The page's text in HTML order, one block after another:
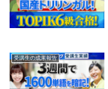
受講生の成果報告